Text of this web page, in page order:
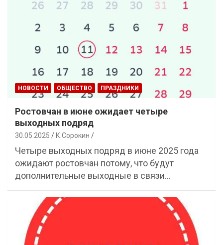
НОВОСТИ ОБЩЕСТВО ПРАЗДНИКИ
Ростовчан в июне ожидает четыре
выходных подряд
30.05.2025 К.Сорокин
Четыре выходных подряд в июне 2025 года
ожидают ростовчан потому, что будут
дополнительные выходные в связи…